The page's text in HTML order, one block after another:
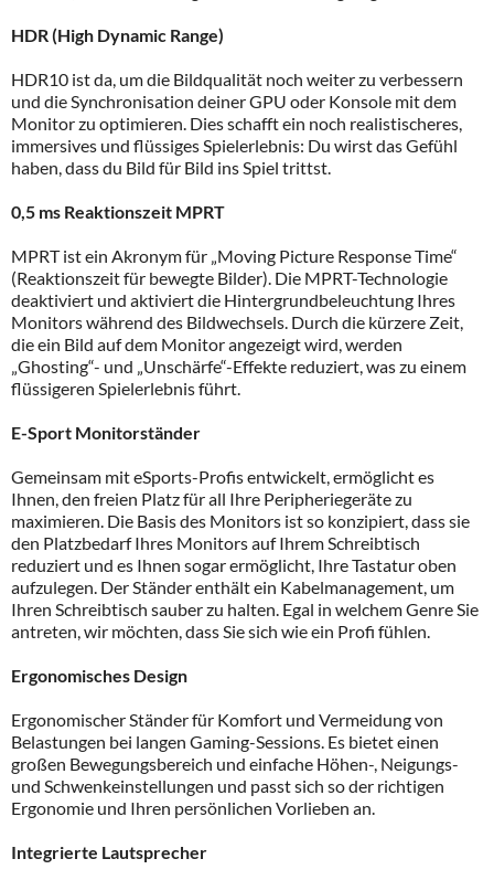
HDR (High Dynamic Range)
HDR10 ist da, um die Bildqualität noch weiter zu verbessern
und die Synchronisation deiner GPU oder Konsole mit dem
Monitor zu optimieren. Dies schafft ein noch realistischeres,
immersives und flüssiges Spielerlebnis: Du wirst das Gefühl
haben, dass du Bild für Bild ins Spiel trittst.
0,5 ms Reaktionszeit MPRT
MPRT ist ein Akronym für „Moving Picture Response Time“
(Reaktionszeit für bewegte Bilder). Die MPRT-Technologie
deaktiviert und aktiviert die Hintergrundbeleuchtung Ihres
Monitors während des Bildwechsels. Durch die kürzere Zeit,
die ein Bild auf dem Monitor angezeigt wird, werden
„Ghosting“- und „Unschärfe“-Effekte reduziert, was zu einem
flüssigeren Spielerlebnis führt.
E-Sport Monitorständer
Gemeinsam mit eSports-Profis entwickelt, ermöglicht es
Ihnen, den freien Platz für all Ihre Peripheriegeräte zu
maximieren. Die Basis des Monitors ist so konzipiert, dass sie
den Platzbedarf Ihres Monitors auf Ihrem Schreibtisch
reduziert und es Ihnen sogar ermöglicht, Ihre Tastatur oben
aufzulegen. Der Ständer enthält ein Kabelmanagement, um
Ihren Schreibtisch sauber zu halten. Egal in welchem Genre Sie
antreten, wir möchten, dass Sie sich wie ein Profi fühlen.
Ergonomisches Design
Ergonomischer Ständer für Komfort und Vermeidung von
Belastungen bei langen Gaming-Sessions. Es bietet einen
großen Bewegungsbereich und einfache Höhen-, Neigungs-
und Schwenkeinstellungen und passt sich so der richtigen
Ergonomie und Ihren persönlichen Vorlieben an.
Integrierte Lautsprecher